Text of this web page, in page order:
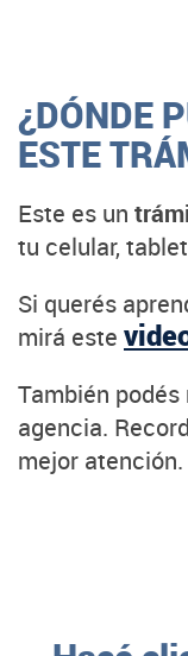
¿DÓNDE
ESTE
Este es un
tu celular,
Si querés
mirá este
También
agencia.
mejor atención.